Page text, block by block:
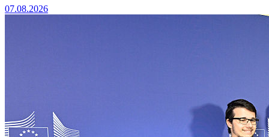
07.08.2026